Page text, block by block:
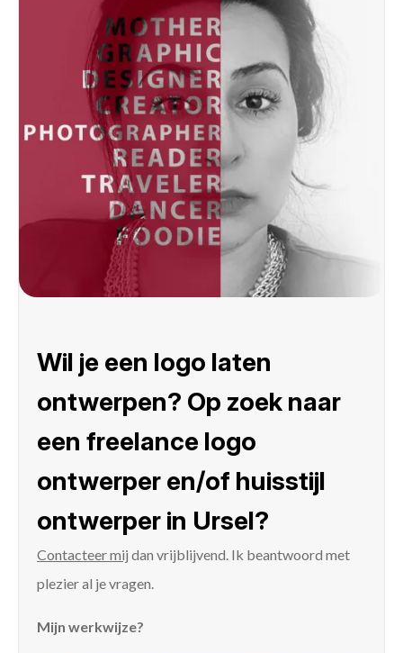
Wil je een logo laten
ontwerpen? Op zoek naar
een freelance logo
ontwerper en/of huisstijl
ontwerper in Ursel?
Contacteer mij dan vrijblijvend. Ik beantwoord met
plezier al je vragen.
Mijn werkwijze?